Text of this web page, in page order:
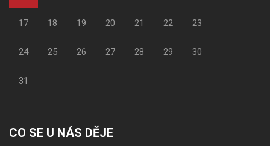
17 18 19 20 21 22 23
24 25 26 27 28 29 30
31
CO SE U NÁS DĚJE